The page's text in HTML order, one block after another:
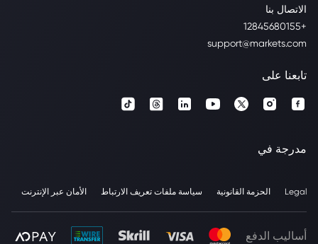
الاتصال بنا
+12845680155
support@markets.com
تابعنا على
مدرجة في
Legal الحزمة القانونية سياسة ملفات تعريف الارتباط الأمان عبر الإنترنت
أساليب الدفع